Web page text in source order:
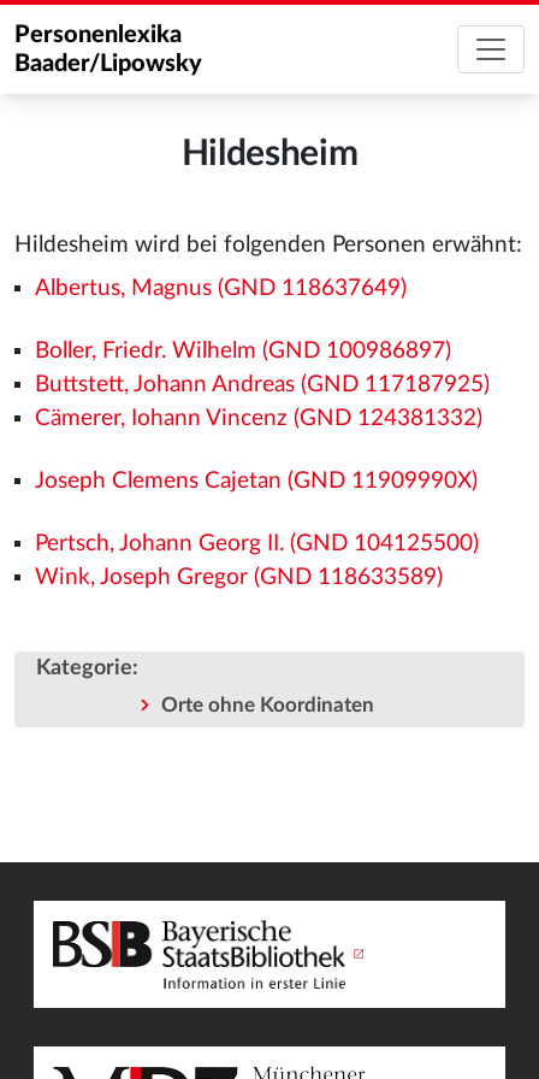
Personenlexika
Baader/Lipowsky
Hildesheim
Hildesheim wird bei folgenden Personen erwähnt:
Albertus, Magnus (GND 118637649)
Boller, Friedr. Wilhelm (GND 100986897)
Buttstett, Johann Andreas (GND 117187925)
Cämerer, Iohann Vincenz (GND 124381332)
Joseph Clemens Cajetan (GND 11909990X)
Pertsch, Johann Georg II. (GND 104125500)
Wink, Joseph Gregor (GND 118633589)
Kategorie:
Orte ohne Koordinaten